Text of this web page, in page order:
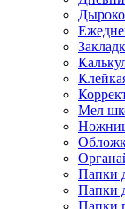
Мел
Папки
Папки
Папки